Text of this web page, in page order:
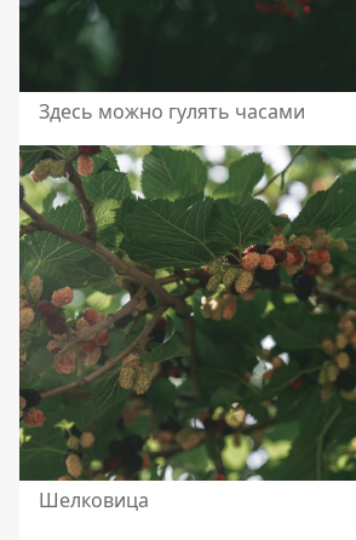
Здесь можно гулять часами
Шелковица